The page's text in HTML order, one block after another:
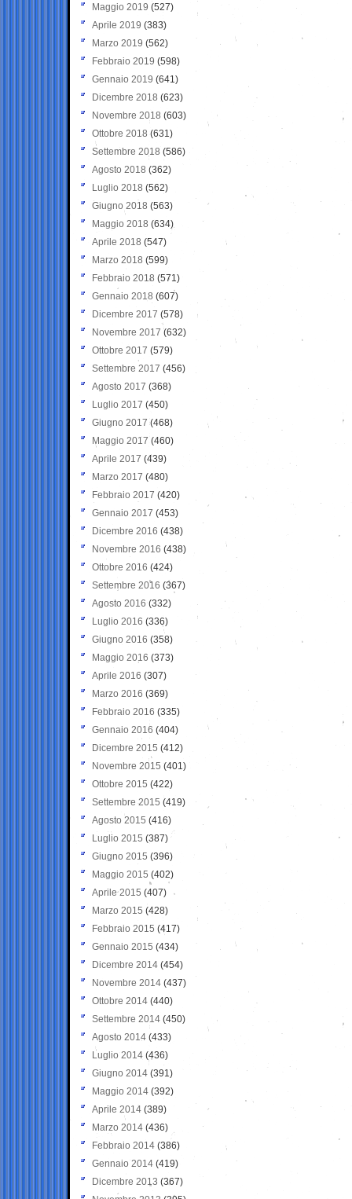
Maggio 2019 (527)
Aprile 2019 (383)
Marzo 2019 (562)
Febbraio 2019 (598)
Gennaio 2019 (641)
Dicembre 2018 (623)
Novembre 2018 (603)
Ottobre 2018 (631)
Settembre 2018 (586)
Agosto 2018 (362)
Luglio 2018 (562)
Giugno 2018 (563)
Maggio 2018 (634)
Aprile 2018 (547)
Marzo 2018 (599)
Febbraio 2018 (571)
Gennaio 2018 (607)
Dicembre 2017 (578)
Novembre 2017 (632)
Ottobre 2017 (579)
Settembre 2017 (456)
Agosto 2017 (368)
Luglio 2017 (450)
Giugno 2017 (468)
Maggio 2017 (460)
Aprile 2017 (439)
Marzo 2017 (480)
Febbraio 2017 (420)
Gennaio 2017 (453)
Dicembre 2016 (438)
Novembre 2016 (438)
Ottobre 2016 (424)
Settembre 2016 (367)
Agosto 2016 (332)
Luglio 2016 (336)
Giugno 2016 (358)
Maggio 2016 (373)
Aprile 2016 (307)
Marzo 2016 (369)
Febbraio 2016 (335)
Gennaio 2016 (404)
Dicembre 2015 (412)
Novembre 2015 (401)
Ottobre 2015 (422)
Settembre 2015 (419)
Agosto 2015 (416)
Luglio 2015 (387)
Giugno 2015 (396)
Maggio 2015 (402)
Aprile 2015 (407)
Marzo 2015 (428)
Febbraio 2015 (417)
Gennaio 2015 (434)
Dicembre 2014 (454)
Novembre 2014 (437)
Ottobre 2014 (440)
Settembre 2014 (450)
Agosto 2014 (433)
Luglio 2014 (436)
Giugno 2014 (391)
Maggio 2014 (392)
Aprile 2014 (389)
Marzo 2014 (436)
Febbraio 2014 (386)
Gennaio 2014 (419)
Dicembre 2013 (367)